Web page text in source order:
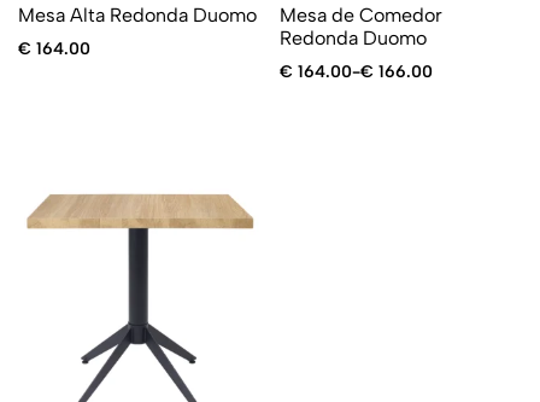
Mesa Alta Redonda Duomo
€ 164.00
Mesa de Comedor
Redonda Duomo
€ 164.00-€ 166.00